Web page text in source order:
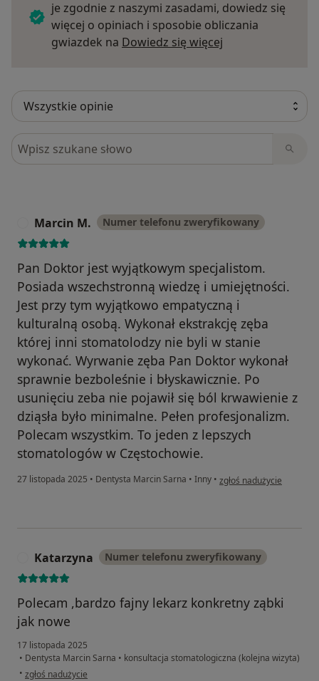
je zgodnie z naszymi zasadami, dowiedz się
więcej o opiniach i sposobie obliczania
gwiazdek na Dowiedz się więcej
Szukaj w opiniach
Marcin M. Numer telefonu zweryfikowany
Pan Doktor jest wyjątkowym specjalistom.
Posiada wszechstronną wiedzę i umiejętności.
Jest przy tym wyjątkowo empatyczną i
kulturalną osobą. Wykonał ekstrakcję zęba
której inni stomatolodzy nie byli w stanie
wykonać. Wyrwanie zęba Pan Doktor wykonał
sprawnie bezboleśnie i błyskawicznie. Po
usunięciu zeba nie pojawił się ból krwawienie z
dziąsła było minimalne. Pełen profesjonalizm.
Polecam wszystkim. To jeden z lepszych
stomatologów w Częstochowie.
27 listopada 2025 • Dentysta Marcin Sarna • Inny • w opinii użytkownika
zgłoś nadużycie
Katarzyna Numer telefonu zweryfikowany
Polecam ,bardzo fajny lekarz konkretny ząbki
jak nowe
17 listopada 2025
• Dentysta Marcin Sarna • konsultacja stomatologiczna (kolejna wizyta)
• w opinii użytkownika Katarzyna
zgłoś nadużycie